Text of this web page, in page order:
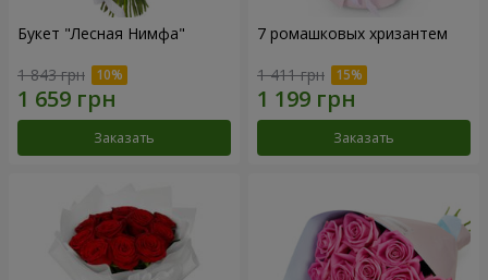
Букет "Лесная Нимфа"
1 843 грн
Заказать
7 ромашковых хризантем
1 411 грн
Заказать